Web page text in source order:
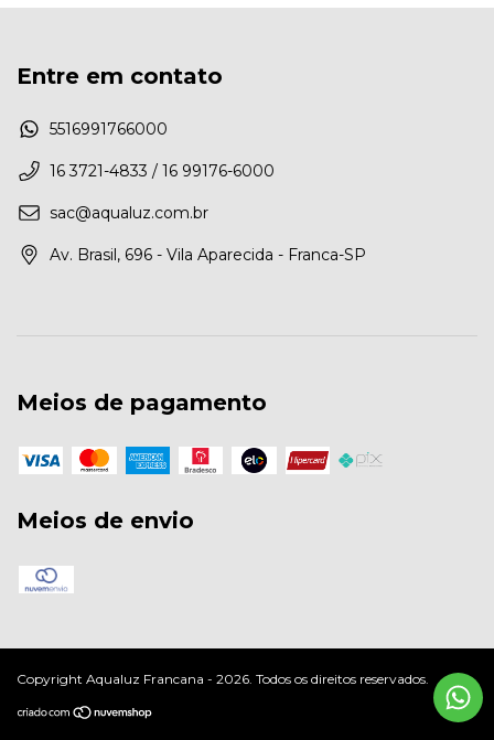
Entre em contato
5516991766000
16 3721-4833 / 16 99176-6000
sac@aqualuz.com.br
Av. Brasil, 696 - Vila Aparecida - Franca-SP
Meios de pagamento
Meios de envio
Copyright Aqualuz Francana - 2026. Todos os direitos reservados.